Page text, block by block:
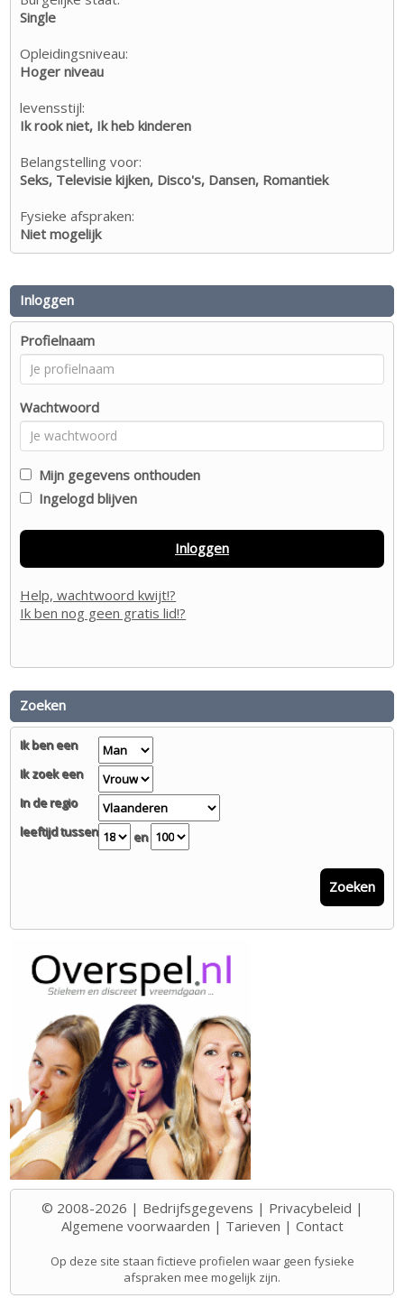
Single
Opleidingsniveau:
Hoger niveau
levensstijl:
Ik rook niet, Ik heb kinderen
Belangstelling voor:
Seks, Televisie kijken, Disco's, Dansen, Romantiek
Fysieke afspraken:
Niet mogelijk
Inloggen
Profielnaam
Wachtwoord
Mijn gegevens onthouden
Ingelogd blijven
Inloggen
Help, wachtwoord kwijt!?
Ik ben nog geen gratis lid!?
Zoeken
Ik ben een
Ik zoek een
In de regio
leeftijd tussen
en
Zoeken
© 2008-2026 | Bedrijfsgegevens | Privacybeleid |
Algemene voorwaarden | Tarieven | Contact
Op deze site staan fictieve profielen waar geen fysieke
afspraken mee mogelijk zijn.